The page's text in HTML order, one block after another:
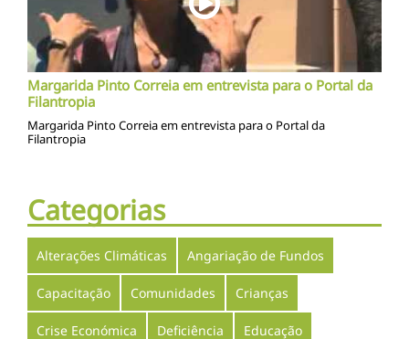
Margarida Pinto Correia em entrevista para o Portal da
Filantropia
Margarida Pinto Correia em entrevista para o Portal da
Filantropia
Categorias
Alterações Climáticas Angariação de Fundos
Capacitação Comunidades Crianças
Crise Económica Deficiência Educação